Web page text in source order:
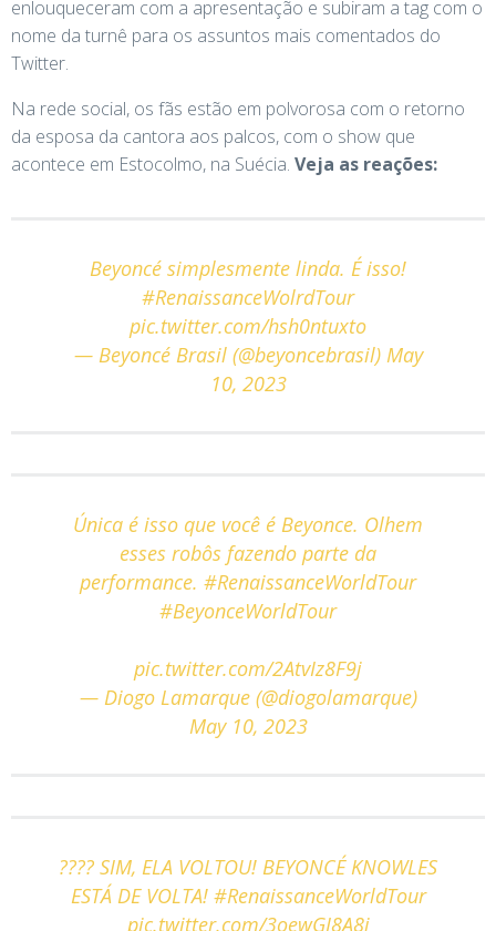
enlouqueceram com a apresentação e subiram a tag com o
nome da turnê para os assuntos mais comentados do
Twitter.
Na rede social, os fãs estão em polvorosa com o retorno
da esposa da cantora aos palcos, com o show que
acontece em Estocolmo, na Suécia. Veja as reações:
Beyoncé simplesmente linda. É isso!
#RenaissanceWolrdTour
pic.twitter.com/hsh0ntuxto
— Beyoncé Brasil (@beyoncebrasil) May
10, 2023
Única é isso que você é Beyonce. Olhem
esses robôs fazendo parte da
performance. #RenaissanceWorldTour
#BeyonceWorldTour
pic.twitter.com/2AtvIz8F9j
— Diogo Lamarque (@diogolamarque)
May 10, 2023
???? SIM, ELA VOLTOU! BEYONCÉ KNOWLES
ESTÁ DE VOLTA! #RenaissanceWorldTour
pic.twitter.com/3oewGI8A8j